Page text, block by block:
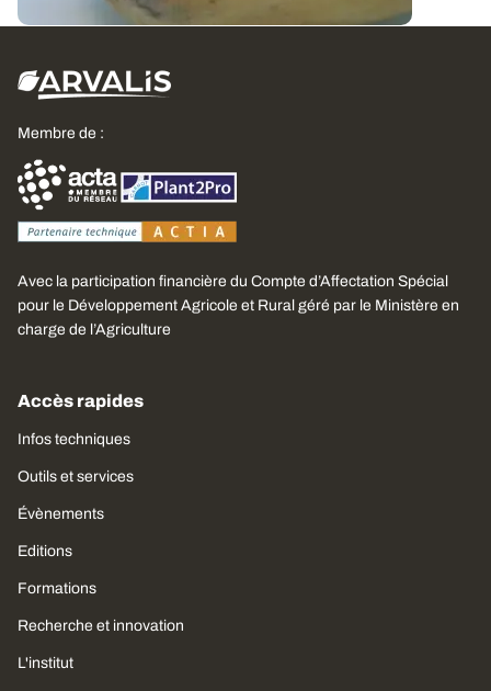
Membre de :
Avec la participation financière du Compte d’Affectation Spécial
pour le Développement Agricole et Rural géré par le Ministère en
charge de l’Agriculture
Accès rapides
Infos techniques
Outils et services
Évènements
Editions
Formations
Recherche et innovation
L'institut